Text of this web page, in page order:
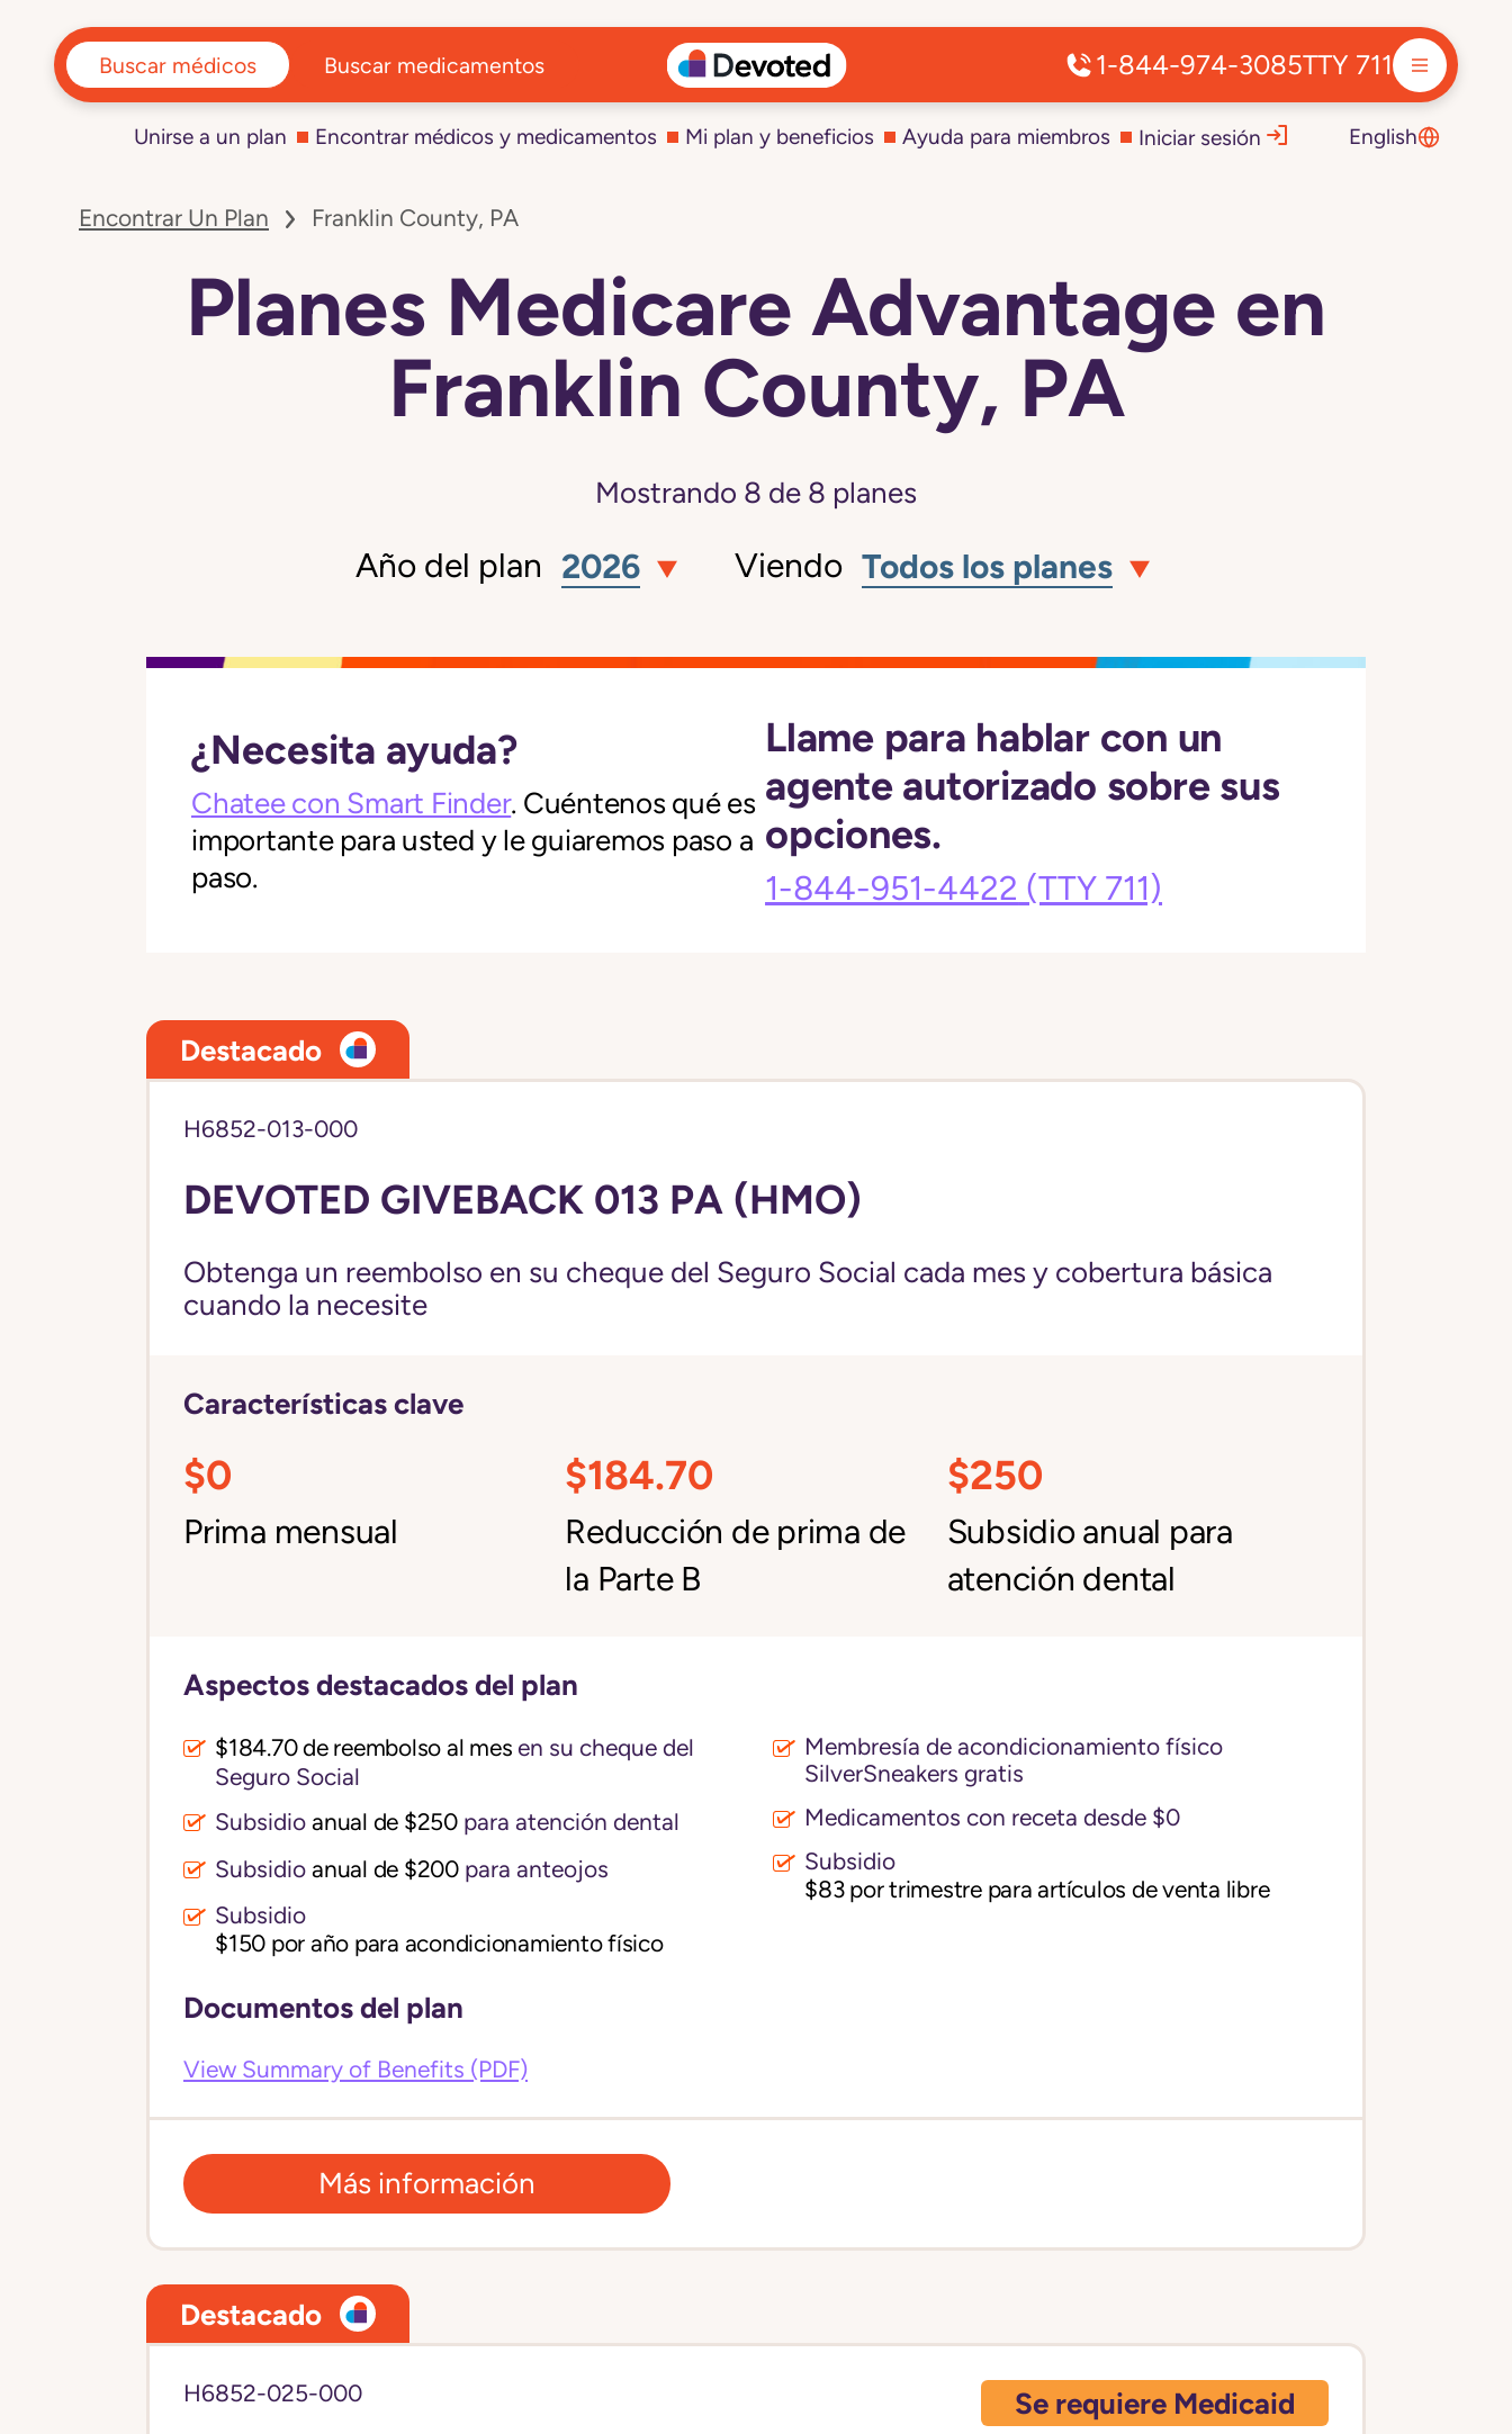
Buscar médicos Buscar medicamentos 1-844-974-3085TTY 711
Unirse a un plan Encontrar médicos y medicamentos Mi plan y beneficios Ayuda para miembros Iniciar sesión English
Encontrar Un Plan Franklin County, PA
Planes Medicare Advantage en
Franklin County, PA
Mostrando 8 de 8 planes
Año del plan 2026 Viendo Todos los planes
¿Necesita ayuda?
Chatee con Smart Finder. Cuéntenos qué es
importante para usted y le guiaremos paso a
paso.
Llame para hablar con un
agente autorizado sobre sus
opciones.
1-844-951-4422 (TTY 711)
Destacado
H6852-013-000
DEVOTED GIVEBACK 013 PA (HMO)
Obtenga un reembolso en su cheque del Seguro Social cada mes y cobertura básica
cuando la necesite
Características clave
$0
Prima mensual
$184.70
Reducción de prima de
la Parte B
$250
Subsidio anual para
atención dental
Aspectos destacados del plan
$184.70 de reembolso al mes en su cheque del
Seguro Social
Subsidio anual de $250para atención dental
Subsidio anual de $200para anteojos
Subsidio
$150 por año para acondicionamiento físico
Membresía de acondicionamiento físico
SilverSneakers gratis
Medicamentos con receta desde $0
Subsidio
$83 por trimestre para artículos de venta libre
Documentos del plan
View Summary of Benefits (PDF)
Más información
Destacado
H6852-025-000 Se requiere Medicaid